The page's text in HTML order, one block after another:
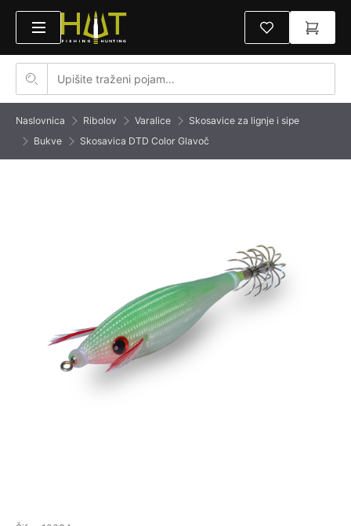
Naslovnica Ribolov Varalice
Skosavice za lignje i sipe
Bukve
Skosavica DTD Color Glavoč